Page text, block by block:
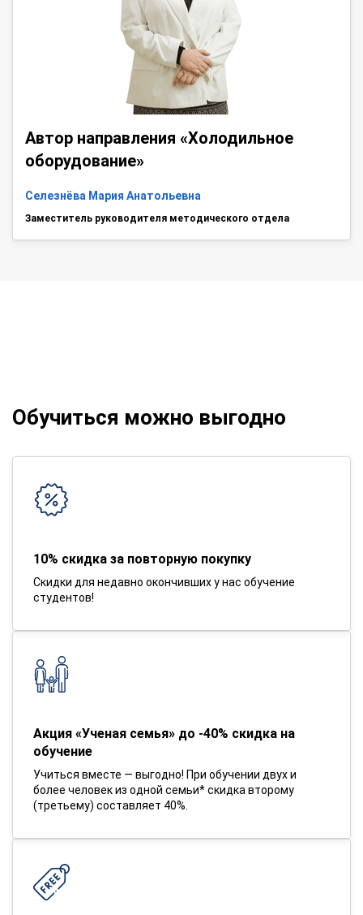
Автор направления «Холодильное
оборудование»
Селезнёва Мария Анатольевна
Заместитель руководителя методического отдела
Обучиться можно выгодно
10% скидка за повторную покупку
Скидки для недавно окончивших у нас обучение
студентов!
Акция «Ученая семья» до -40% скидка на
обучение
Учиться вместе — выгодно! При обучении двух и
более человек из одной семьи* скидка второму
(третьему) составляет 40%.